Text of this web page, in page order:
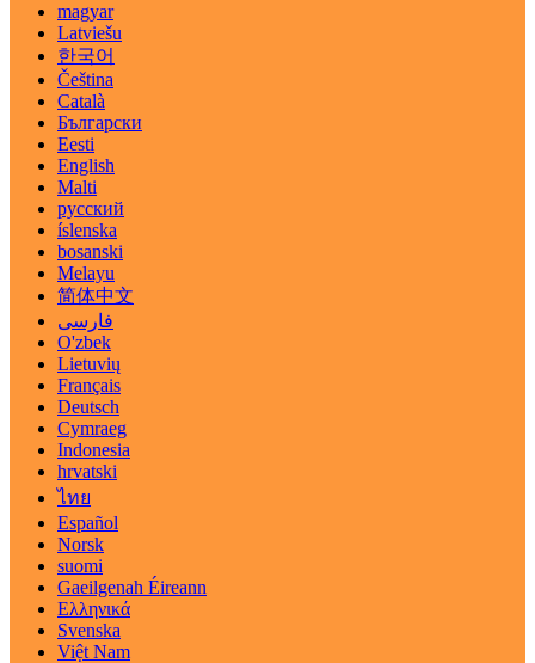
magyar
Latviešu
한국어
Čeština
Català
Български
Eesti
English
Malti
русский
íslenska
bosanski
Melayu
简体中文
فارسی
O'zbek
Lietuvių
Français
Deutsch
Cymraeg
Indonesia
hrvatski
ไทย
Español
Norsk
suomi
Gaeilgenah Éireann
Ελληνικά
Svenska
Việt Nam